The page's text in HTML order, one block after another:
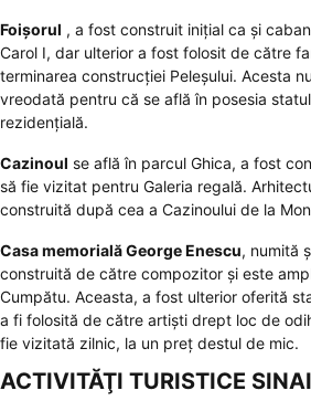
Foişorul , a fost construit iniţial ca şi
Carol I, dar ulterior a fost folosit de către
terminarea construcţiei Peleşului. Acesta
vreodată pentru că se află în posesia
rezidenţială.
Cazinoul se află în parcul Ghica, a fost
să fie vizitat pentru Galeria regală.
construită după cea a Cazinoului de la
Casa memorială George Enescu, numită
construită de către compozitor şi este
Cumpătu. Aceasta, a fost ulterior oferită
a fi folosită de către artişti drept loc de
fie vizitată zilnic, la un preţ destul de mic.
ACTIVITĂŢI TURISTICE